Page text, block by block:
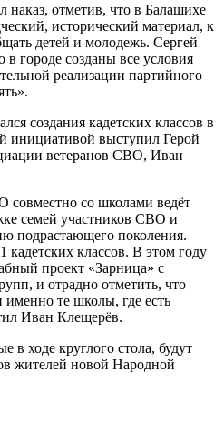
отметив, что в Балашихе
исторический материал, к
детей и молодежь. Сергей
городе созданы все условия
реализации партийного
создания кадетских классов в
инициативой выступил Герой
ветеранов СВО, Иван
совместно со школами ведёт
семей участников СВО и
подрастающего поколения.
кадетских классов. В этом году
проект «Зарница» с
и отрадно отметить, что
именно те школы, где есть
Иван Клещерёв.
в ходе круглого стола, будут
жителей новой Народной